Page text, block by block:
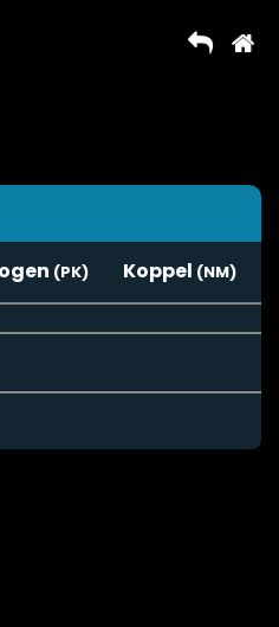
Koppel